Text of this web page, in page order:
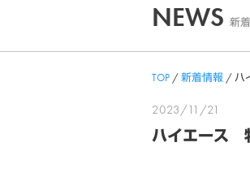
NEWS 新
TOP /新着情報 /ハ
2023/11/21
ハイエース